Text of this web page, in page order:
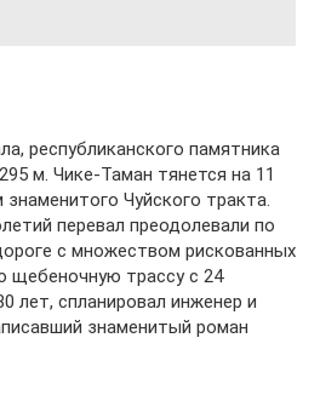
республиканского памятника
м. Чике-Таман тянется на 11
Чуйского тракта.
перевал преодолевали по
с множеством рискованных
щебеночную трассу с 24
лет, спланировал инженер и
знаменитый роман